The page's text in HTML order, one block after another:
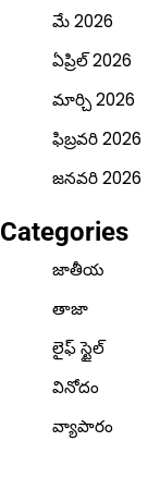
మే 2026
ఏప్రిల్ 2026
మార్చి 2026
ఫిబ్రవరి 2026
జనవరి 2026
Categories
జాతీయ
తాజా
లైఫ్ స్టైల్
వినోదం
వ్యాపారం